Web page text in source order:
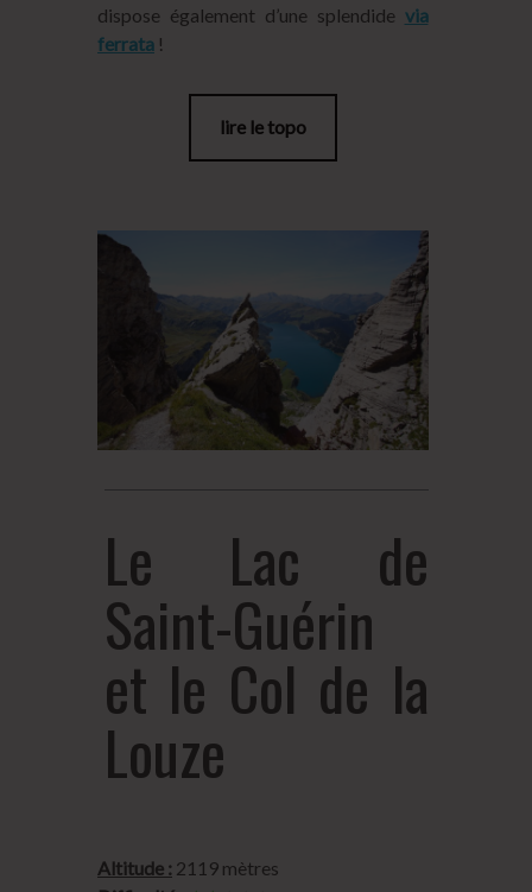
dispose également d’une splendide via
ferrata !
lire le topo
Le Lac de
Saint-Guérin
et le Col de la
Louze
Altitude : 2119 mètres